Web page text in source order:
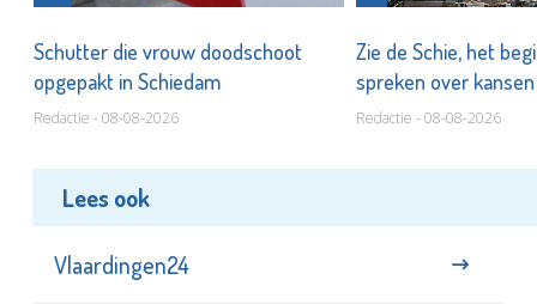
Schutter die vrouw doodschoot
opgepakt in Schiedam
Redactie - 08-08-2026
Zie de Schie, het
spreken over
Redactie - 08-08-2026
Lees ook
Vlaardingen24